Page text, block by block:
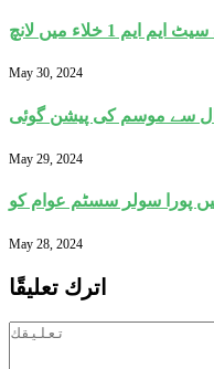
May 30, 2024
May 29, 2024
May 28, 2024
اترك تعليقًا